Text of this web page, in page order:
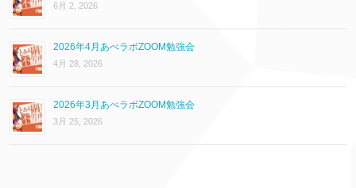
6月 2, 2026
2026年4月あべラボZOOM勉強会
4月 28, 2026
2026年3月あべラボZOOM勉強会
3月 25, 2026